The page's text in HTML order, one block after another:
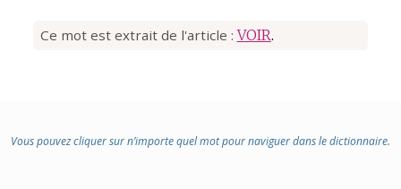
Ce mot est extrait de l'article :VOIR.
Vous pouvez cliquer sur n’importe quel mot pour naviguer dans le dictionnaire.